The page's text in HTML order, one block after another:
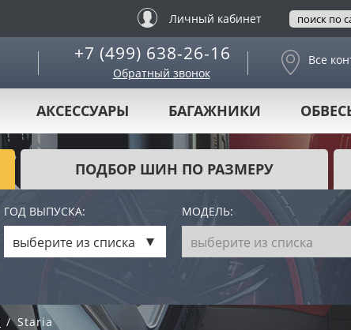
Личный кабинет
+7 (499) 638-26-16
Обратный звонок
Все
АКСЕССУАРЫ БАГАЖНИКИ
ПОДБОР ШИН ПО РАЗМЕРУ
ГОД ВЫПУСКА: МОДЕЛЬ:
выберите из списка выберите из списка
Staria